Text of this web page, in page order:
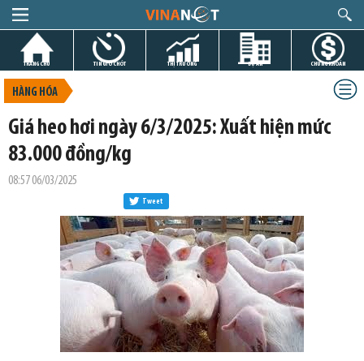
TRANG CHỦ TIN GIỜ CHÓT THỊ TRƯỜNG DỰ ÁN CHỨNG KHOÁN
HÀNG HÓA
Giá heo hơi ngày 6/3/2025: Xuất hiện mức
83.000 đồng/kg
08:57 06/03/2025
Tweet